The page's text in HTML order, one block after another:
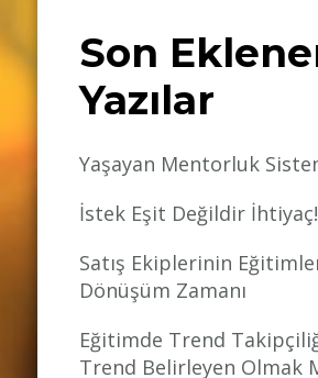
Son
Yazılar
Yaşayan Mentorluk
İstek Eşit Değildir İhtiyaç!
Satış Ekiplerinin
Dönüşüm Zamanı
Eğitimde Trend
Trend Belirleyen Olmak